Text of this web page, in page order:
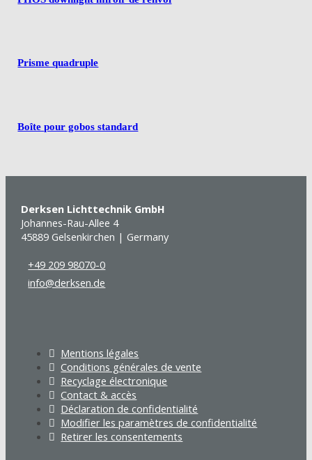
Prisme quadruple
Boîte pour gobos standard
Derksen Lichttechnik GmbH
Johannes-Rau-Allee 4
45889 Gelsenkirchen | Germany
+49 209 98070-0
info@derksen.de
Mentions légales
Conditions générales de vente
Recyclage électronique
Contact & accès
Déclaration de confidentialité
Modifier les paramètres de confidentialité
Retirer les consentements